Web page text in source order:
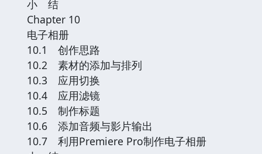
小 结
Chapter 10
电子相册
10.1 创作思路
10.2 素材的添加与排列
10.3 应用切换
10.4 应用滤镜
10.5 制作标题
10.6 添加音频与影片输出
10.7 利用Premiere Pro制作电子相册